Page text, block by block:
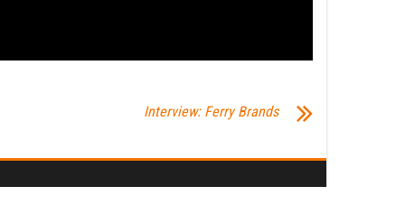
Interview: Ferry Brands